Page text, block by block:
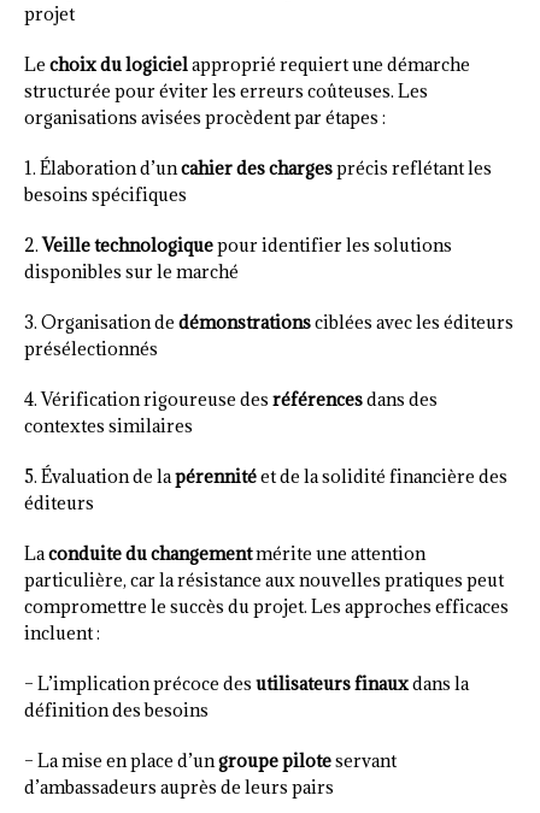
projet
Le choix du logicielapproprié requiert une démarche
structurée pour éviter les erreurs coûteuses. Les
organisations avisées procèdent par étapes :
1. Élaboration d’uncahier des chargesprécis reflétant les
besoins spécifiques
2.Veille technologiquepour identifier les solutions
disponibles sur le marché
3. Organisation de démonstrationsciblées avec les éditeurs
présélectionnés
4. Vérification rigoureuse des référencesdans des
contextes similaires
5. Évaluation de lapérennitéet de la solidité financière des
éditeurs
Laconduite du changementmérite une attention
particulière, car la résistance aux nouvelles pratiques peut
compromettre le succès du projet. Les approches efficaces
incluent :
– L’implication précoce des utilisateurs finauxdans la
définition des besoins
– La mise en place d’ungroupe piloteservant
d’ambassadeurs auprès de leurs pairs